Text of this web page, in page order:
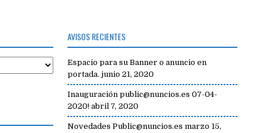
AVISOS RECIENTES
Espacio para su Banner o anuncio en
portada. junio 21, 2020
Inauguración public@nuncios.es 07-04-
2020! abril 7, 2020
Novedades Public@nuncios.es marzo 15,